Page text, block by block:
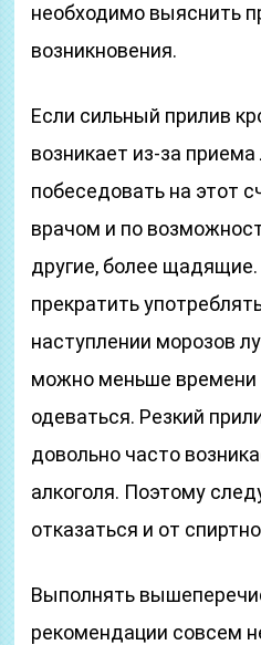
необходимо выяснить
возникновения.
Если сильный прилив
возникает из-за
побеседовать на этот
врачом и по
другие, более
прекратить
наступлении морозов
можно меньше времени
одеваться. Резкий
довольно часто
алкоголя. Поэтому
отказаться и от
Выполнять
рекомендации совсем